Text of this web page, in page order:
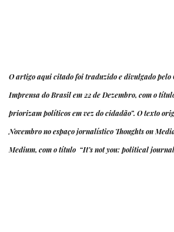
Oartigoaqui citado foi traduzido e divulgado pelo
Imprensa do Brasil em 22 de Dezembro, com o
priorizam políticos em vez do cidadão”. Otexto
Novembro no espaço jornalístico Thoughts on
Medium, com o título “It’s not you: political